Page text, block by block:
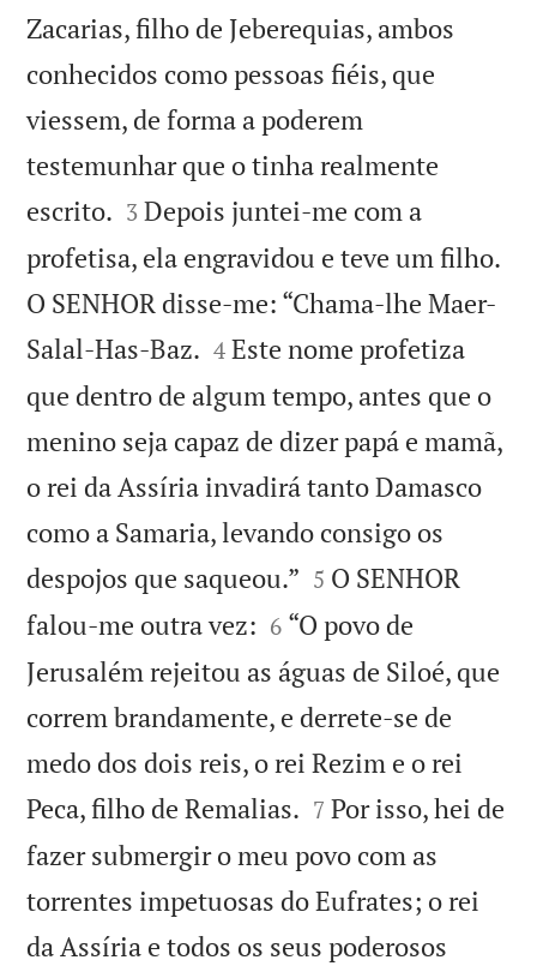
Zacarias, filho de Jeberequias, ambos
conhecidos como pessoas fiéis, que
viessem, de forma a poderem
testemunhar que o tinha realmente
escrito. 

3 Depois juntei-me com a
profetisa, ela engravidou e teve um filho.
O SENHOR disse-me: “Chama-lhe Maer-
Salal-Has-Baz. 

4 Este nome profetiza
que dentro de algum tempo, antes que o
menino seja capaz de dizer papá e mamã,
o rei da Assíria invadirá tanto Damasco
como a Samaria, levando consigo os
despojos que saqueou.” 

5 O SENHOR
falou-me outra vez: 

6 “O povo de
Jerusalém rejeitou as águas de Siloé, que
correm brandamente, e derrete-se de
medo dos dois reis, o rei Rezim e o rei
Peca, filho de Remalias. 

7 Por isso, hei de
fazer submergir o meu povo com as
torrentes impetuosas do Eufrates; o rei
da Assíria e todos os seus poderosos